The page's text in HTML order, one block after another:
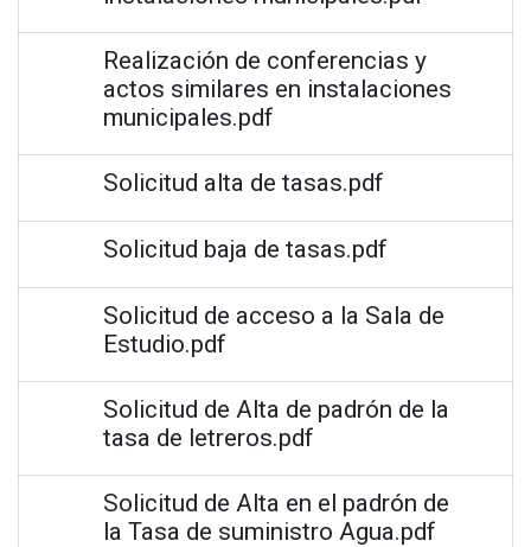
Realización de conferencias y
actos similares en instalaciones
municipales.pdf
Solicitud alta de tasas.pdf
Solicitud baja de tasas.pdf
Solicitud de acceso a la Sala de
Estudio.pdf
Solicitud de Alta de padrón de la
tasa de letreros.pdf
Solicitud de Alta en el padrón de
la Tasa de suministro Agua.pdf